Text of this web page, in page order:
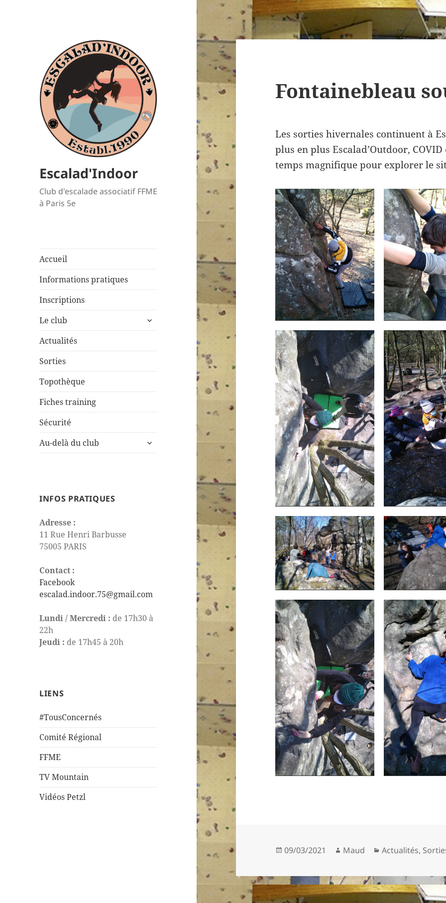
Escalad'Indoor
Club d'escalade associatif FFME
à Paris 5e
Accueil
Informations pratiques
Inscriptions
Le club
ouvrir
Actualités
Sorties
Topothèque
Fiches training
Sécurité
Au-delà du club
ouvrir
INFOS PRATIQUES
Adresse :
11 Rue Henri Barbusse
75005 PARIS
Contact :
Facebook
escalad.indoor.75@gmail.com
Lundi / Mercredi : de 17h30 à
22h
Jeudi : de 17h45 à 20h
LIENS
#TousConcernés
Comité Régional
FFME
TV Mountain
Vidéos Petzl
Fontainebleau
Les sorties hivernales continuent à
plus en plus Escalad’Outdoor,
temps magnifique pour explorer le
Publié
09/03/2021 Auteur
Maud Catégories
Actualités,